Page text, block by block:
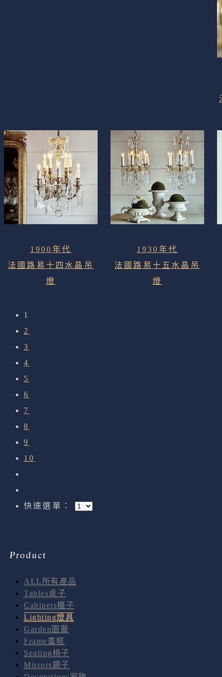
1900年代
法國路易十四水晶吊
燈
1930年代
法國路易十五水晶吊
燈
1
2
3
4
5
6
7
8
9
10
快速選單：
Product
ALL所有產品
Tables桌子
Cabinets櫃子
Lighting燈具
Garden園藝
Frame畫框
Seating椅子
Mirrors鏡子